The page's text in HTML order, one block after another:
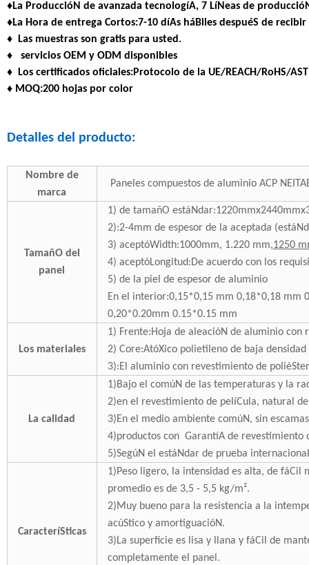
♦La ProduccióN de avanzada tecnologíA,7LíNeas de
♦La Hora de entrega Cortos:7-10 díAs háBiles despuéS de
♦
Las muestrasson gratis para usted.
♦
servicios OEM y ODM disponibles
♦
Los certificados oficiales:Protocolo de la UE/REACH/RoHS/
♦ MOQ:200 hojas por color
Detalles del producto:
Nombre de
marca
Paneles compuestos de aluminio ACP
TamañO del
panel
1) de tamañO
2):2-4mm de espesor de la aceptada
3) aceptóWidth:1000mm, 1.220 mm,1250
4) aceptóLongitud:De acuerdo con los
5) de la piel de espesor de aluminio
En el interior:0,15*0,15 mm 0,18*0,18 mm
0,20*0.20mm 0.15*0.15 mm
Los materiales
1) Frente:Hoja de aleacióN de aluminio con
2) Core:AtóXico polietileno de baja
3):El aluminio con revestimiento de
La calidad
1)Bajo el comúN de las temperaturas y la
2)en el revestimiento de pelíCula, natural
3)En el medio ambiente comúN, sin
4)productos con GarantíA de revestimiento
5)SegúN el estáNdar de prueba
CaracteríSticas
1)Peso ligero, la intensidad es alta, de
promedio es de 3,5 - 5,5 kg/m².
2)Muy bueno para la resistencia a la
acúStico y amortiguacióN.
3)La superficie es lisa y llana y fáCil de
completamente el panel.